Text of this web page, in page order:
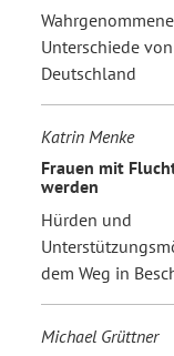
Unterschiede
Deutschland
Katrin Menke
Frauen mit
werden
Hürden und
dem Weg in
Michael Grüttner